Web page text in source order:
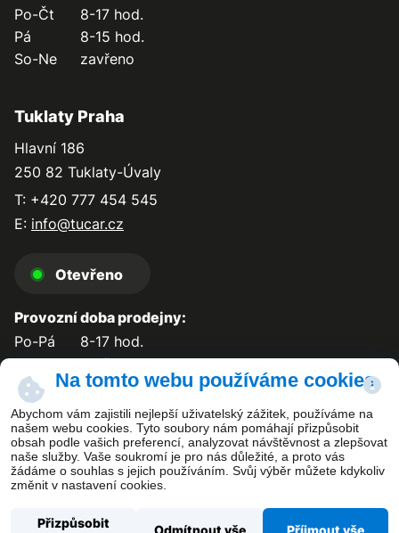
Na tomto webu používáme cookies
Abychom vám zajistili nejlepší uživatelský zážitek, používáme na
našem webu cookies. Tyto soubory nám pomáhají přizpůsobit
obsah podle vašich preferencí, analyzovat návštěvnost a zlepšovat
naše služby. Vaše soukromí je pro nás důležité, a proto vás
žádáme o souhlas s jejich používáním. Svůj výběr můžete kdykoliv
změnit v nastavení cookies.
Přizpůsobit
Po-Čt
8-17 hod.
Pá
8-15 hod.
So-Ne
zavřeno
Tuklaty Praha
Hlavní 186
250 82 Tuklaty-Úvaly
T: +420 777 454 545
E: info@tucar.cz
Otevřeno
Provozní doba prodejny:
Po-Pá
8-17 hod.
So-Ne
zavřeno
Kontakt